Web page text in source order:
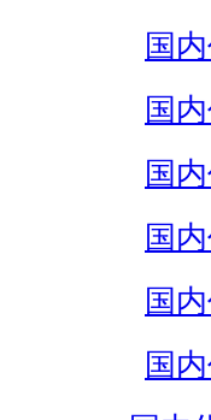
国
国
国
国
国
国